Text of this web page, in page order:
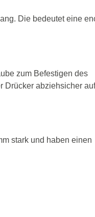
Die bedeutet eine
zum Befestigen des
Drücker abziehsicher
stark und haben einen